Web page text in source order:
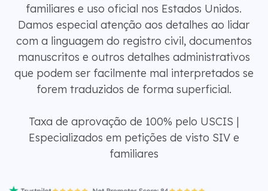
familiares e uso oficial nos Estados Unidos.
Damos especial atenção aos detalhes ao lidar
com a linguagem do registro civil, documentos
manuscritos e outros detalhes administrativos
que podem ser facilmente mal interpretados se
forem traduzidos de forma superficial.
Taxa de aprovação de 100% pelo USCIS |
Especializados em petições de visto SIV e
familiares